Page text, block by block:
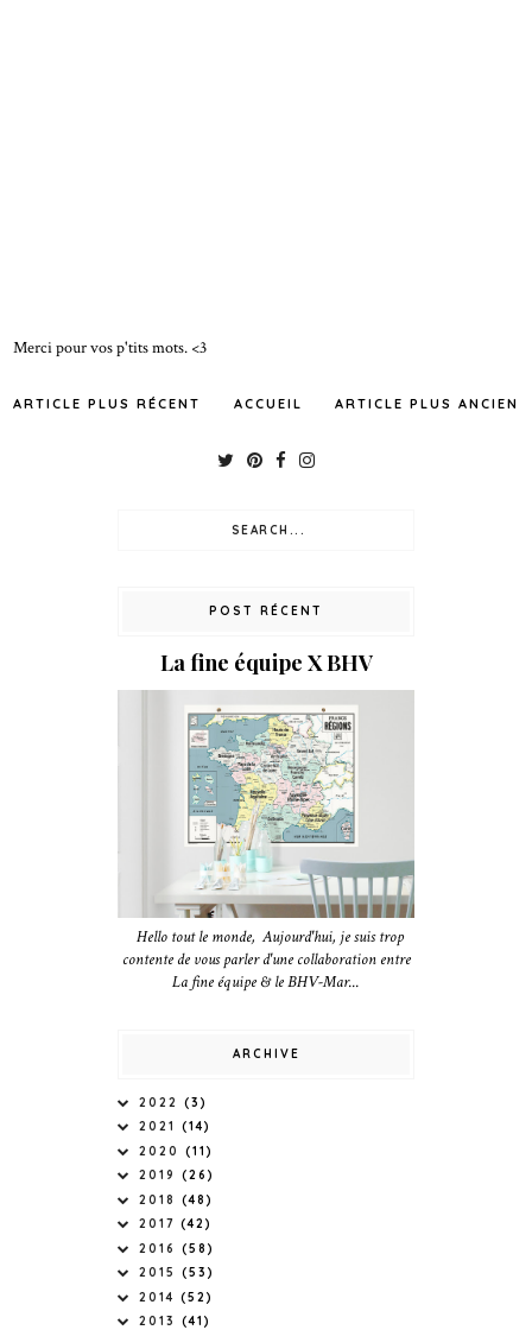
Merci pour vos p'tits mots. <3
ARTICLE PLUS RÉCENT ARTICLE PLUS ANCIEN
ACCUEIL
POST RÉCENT
La fine équipe X BHV
Hello tout le monde, Aujourd'hui, je suis trop
contente de vous parler d'une collaboration entre
La fine équipe & le BHV-Mar...
ARCHIVE
2022 (3)
2021 (14)
2020 (11)
2019 (26)
2018 (48)
2017 (42)
2016 (58)
2015 (53)
2014 (52)
2013 (41)